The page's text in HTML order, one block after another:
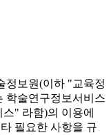
정보원(이하 "교육정
학술연구정보서비스
" 라함)의 이용에
필요한 사항을 규